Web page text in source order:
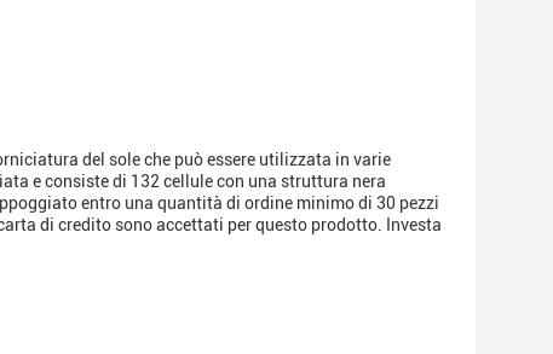
del sole che può essere utilizzata in varie
e consiste di 132 cellule con una struttura nera
entro una quantità di ordine minimo di 30 pezzi
di credito sono accettati per questo prodotto. Investa